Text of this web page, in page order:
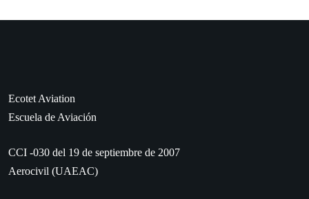
Ecotet Aviation
Escuela de Aviación
CCI -030 del 19 de septiembre de 2007
Aerocivil (UAEAC)